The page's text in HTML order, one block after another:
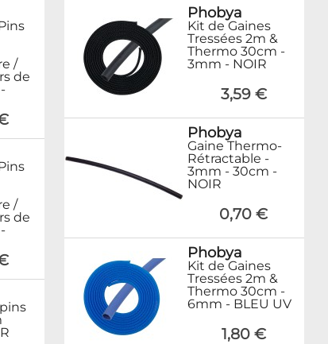
/
de
/
de
Phobya
Kit de Gaines
Tressées 2m &
Thermo 30cm -
3mm - NOIR
3,59 €
Phobya
Gaine Thermo-
Rétractable -
3mm - 30cm -
NOIR
0,70 €
Phobya
Kit de Gaines
Tressées 2m &
Thermo 30cm -
6mm - BLEU UV
1,80 €